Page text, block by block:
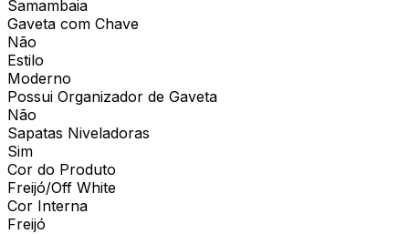
Samambaia
Gaveta com Chave
Não
Estilo
Moderno
Possui Organizador de Gaveta
Não
Sapatas Niveladoras
Sim
Cor do Produto
Freijó/Off White
Cor Interna
Freijó